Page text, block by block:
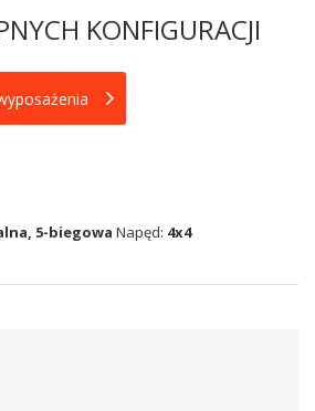
KONFIGURACJI
5-biegowa Napęd: 4x4